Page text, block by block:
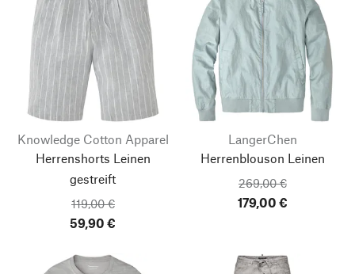
Knowledge Cotton Apparel
Herrenshorts Leinen
gestreift
119,00 €
59,90 €
LangerChen
Herrenblouson Leinen
269,00 €
179,00 €